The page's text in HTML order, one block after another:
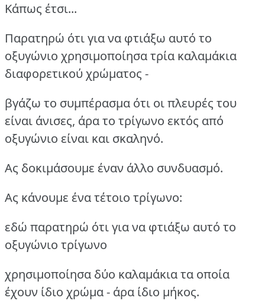
Κάπως έτσι...
Παρατηρώ ότι για να φτιάξω αυτό το
οξυγώνιο χρησιμοποίησα τρία καλαμάκια
διαφορετικού χρώματος -
βγάζω το συμπέρασμα ότι οι πλευρές του
είναι άνισες, άρα το τρίγωνο εκτός από
οξυγώνιο είναι και σκαληνό.
Ας δοκιμάσουμε έναν άλλο συνδυασμό.
Ας κάνουμε ένα τέτοιο τρίγωνο:
εδώ παρατηρώ ότι για να φτιάξω αυτό το
οξυγώνιο τρίγωνο
χρησιμοποίησα δύο καλαμάκια τα οποία
έχουν ίδιο χρώμα - άρα ίδιο μήκος.